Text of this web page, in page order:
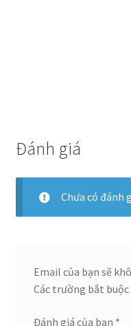
Đánh giá
Chưa có đánh
Email của bạn sẽ
Các trường bắt buộc
Đánh giá của bạn *